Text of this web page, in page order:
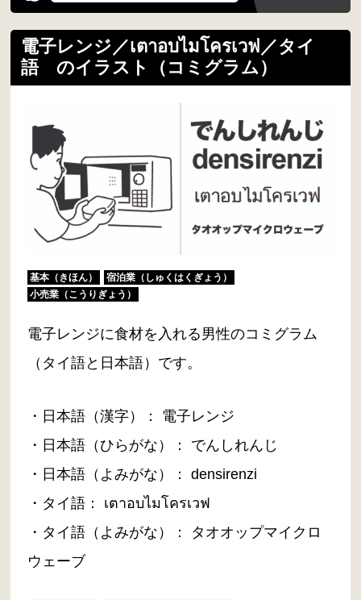
電子レンジ／เตาอบไมโครเวฟ／タイ
語 のイラスト（コミグラム）
基本（きほん）
宿泊業（しゅくはくぎょう）
小売業（こうりぎょう）
電子レンジに食材を入れる男性のコミグラム
（タイ語と日本語）です。
・日本語（漢字）： 電子レンジ
・日本語（ひらがな）： でんしれんじ
・日本語（よみがな）： densirenzi
・タイ語： เตาอบไมโครเวฟ
・タイ語（よみがな）： タオオップマイクロ
ウェーブ